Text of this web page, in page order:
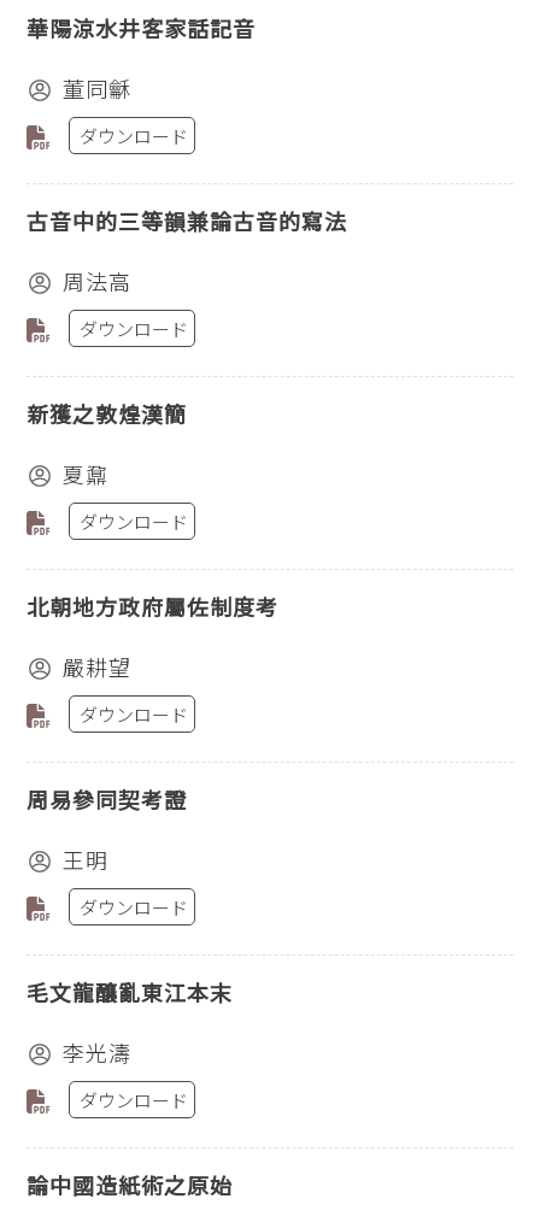
華陽涼水井客家話記音
董同龢
ダウンロード
古音中的三等韻兼論古音的寫法
周法高
ダウンロード
新獲之敦煌漢簡
夏鼐
ダウンロード
北朝地方政府屬佐制度考
嚴耕望
ダウンロード
周易參同契考證
王明
ダウンロード
毛文龍釀亂東江本末
李光濤
ダウンロード
論中國造紙術之原始